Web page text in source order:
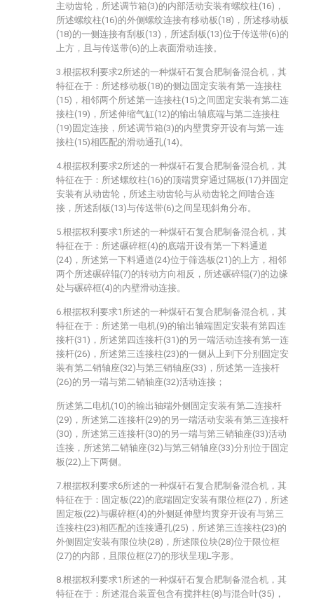
主动齿轮，所述调节箱(3)的内部活动安装有螺纹柱(16)，
所述螺纹柱(16)的外侧螺纹连接有移动板(18)，所述移动板
(18)的一侧连接有刮板(13)，所述刮板(13)位于传送带(6)的
上方，且与传送带(6)的上表面滑动连接。
3.根据权利要求2所述的一种煤矸石复合肥制备混合机，其
特征在于：所述移动板(18)的侧边固定安装有第一连接柱
(15)，相邻两个所述第一连接柱(15)之间固定安装有第二连
接柱(19)，所述伸缩气缸(12)的输出轴底端与第二连接柱
(19)固定连接，所述调节箱(3)的内壁贯穿开设有与第一连
接柱(15)相匹配的滑动通孔(14)。
4.根据权利要求2所述的一种煤矸石复合肥制备混合机，其
特征在于：所述螺纹柱(16)的顶端贯穿通过隔板(17)并固定
安装有从动齿轮，所述主动齿轮与从动齿轮之间啮合连
接，所述刮板(13)与传送带(6)之间呈现斜角分布。
5.根据权利要求1所述的一种煤矸石复合肥制备混合机，其
特征在于：所述碾碎框(4)的底端开设有第一下料通道
(24)，所述第一下料通道(24)位于筛选板(21)的上方，相邻
两个所述碾碎辊(7)的转动方向相反，所述碾碎辊(7)的边缘
处与碾碎框(4)的内壁滑动连接。
6.根据权利要求1所述的一种煤矸石复合肥制备混合机，其
特征在于：所述第一电机(9)的输出轴端固定安装有第四连
接杆(31)，所述第四连接杆(31)的另一端活动连接有第一连
接杆(26)，所述第三连接柱(23)的一侧从上到下分别固定安
装有第二销轴座(32)与第三销轴座(33)，所述第一连接杆
(26)的另一端与第二销轴座(32)活动连接；
所述第二电机(10)的输出轴端外侧固定安装有第二连接杆
(29)，所述第二连接杆(29)的另一端活动安装有第三连接杆
(30)，所述第三连接杆(30)的另一端与第三销轴座(33)活动
连接，所述第二销轴座(32)与第三销轴座(33)分别位于固定
板(22)上下两侧。
7.根据权利要求6所述的一种煤矸石复合肥制备混合机，其
特征在于：固定板(22)的底端固定安装有限位框(27)，所述
固定板(22)与碾碎框(4)的外侧延伸壁均贯穿开设有与第三
连接柱(23)相匹配的连接通孔(25)，所述第三连接柱(23)的
外侧固定安装有限位块(28)，所述限位块(28)位于限位框
(27)的内部，且限位框(27)的形状呈现L字形。
8.根据权利要求1所述的一种煤矸石复合肥制备混合机，其
特征在于：所述混合装置包含有搅拌柱(8)与混合叶(35)，